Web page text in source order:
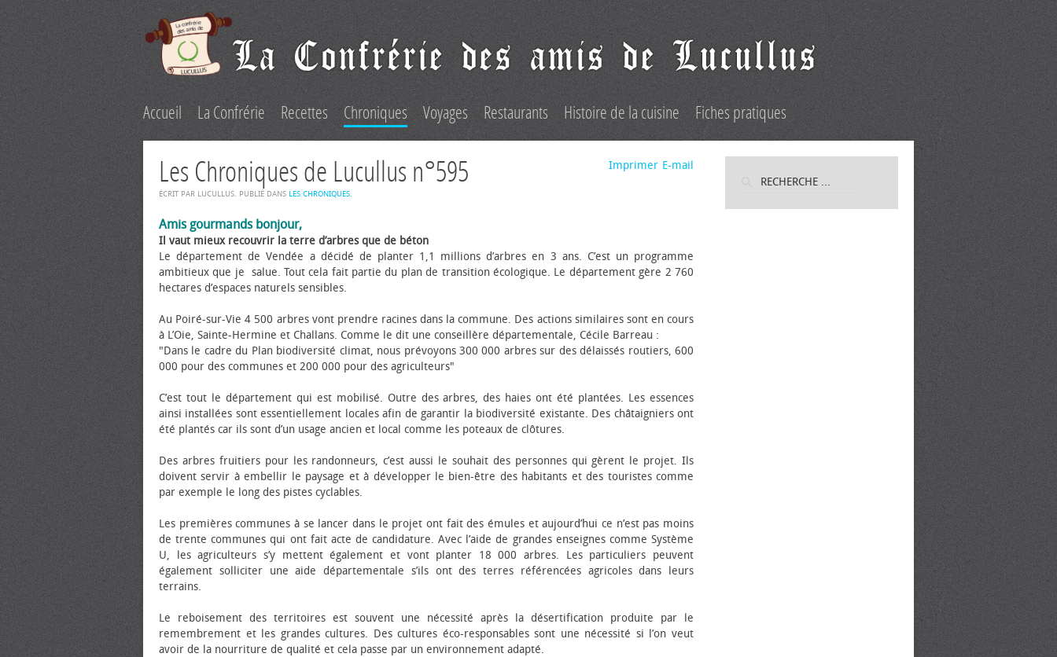
Accueil La Confrérie Recettes Chroniques Voyages Restaurants Histoire de la cuisine Fiches pratiques
E-mail
Imprimer
Les Chroniques de Lucullus n°595
ÉCRIT PAR LUCULLUS. PUBLIÉ DANS LES CHRONIQUES.
Amis gourmands bonjour,
Il vaut mieux recouvrir la terre d’arbres que de béton
Le département de Vendée a décidé de planter 1,1 millions d’arbres en 3 ans. C’est un programme
ambitieux que je salue. Tout cela fait partie du plan de transition écologique. Le département gère 2 760
hectares d’espaces naturels sensibles.
Au Poiré-sur-Vie 4 500 arbres vont prendre racines dans la commune. Des actions similaires sont en cours
à L’Oie, Sainte-Hermine et Challans. Comme le dit une conseillère départementale, Cécile Barreau :
"Dans le cadre du Plan biodiversité climat, nous prévoyons 300 000 arbres sur des délaissés routiers, 600
000 pour des communes et 200 000 pour des agriculteurs"
C’est tout le département qui est mobilisé. Outre des arbres, des haies ont été plantées. Les essences
ainsi installées sont essentiellement locales afin de garantir la biodiversité existante. Des châtaigniers ont
été plantés car ils sont d’un usage ancien et local comme les poteaux de clôtures.
Des arbres fruitiers pour les randonneurs, c’est aussi le souhait des personnes qui gèrent le projet. Ils
doivent servir à embellir le paysage et à développer le bien-être des habitants et des touristes comme
par exemple le long des pistes cyclables.
Les premières communes à se lancer dans le projet ont fait des émules et aujourd’hui ce n’est pas moins
de trente communes qui ont fait acte de candidature. Avec l’aide de grandes enseignes comme Système
U, les agriculteurs s’y mettent également et vont planter 18 000 arbres. Les particuliers peuvent
également solliciter une aide départementale s’ils ont des terres référencées agricoles dans leurs
terrains.
Le reboisement des territoires est souvent une nécessité après la désertification produite par le
remembrement et les grandes cultures. Des cultures éco-responsables sont une nécessité si l’on veut
avoir de la nourriture de qualité et cela passe par un environnement adapté.